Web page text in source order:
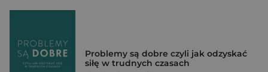
Problemy są dobre czyli jak odzyskać
siłę w trudnych czasach